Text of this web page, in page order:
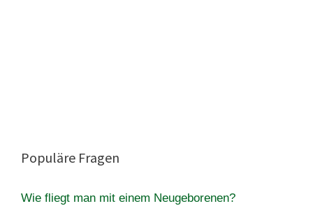
Populäre Fragen
Wie fliegt man mit einem Neugeborenen?